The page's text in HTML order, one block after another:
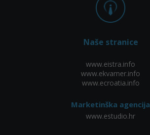
Naše stranice
www.eistra.info
www.ekvarner.info
www.ecroatia.info
Marketinška agencija
www.estudio.hr